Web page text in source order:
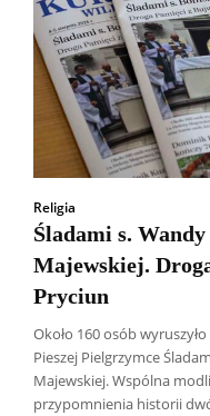
Religia
Śladami s.
Majewskiej.
Pryciun
Około 160 osób
Pieszej Pielgrzymce
Majewskiej. Wspólna
przypomnienia historii